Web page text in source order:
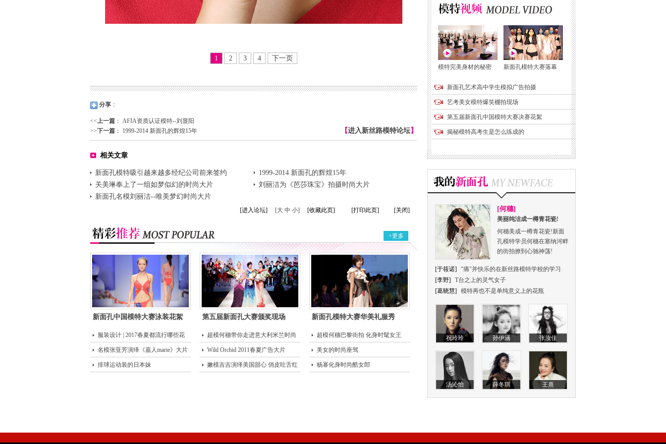
1 2 3 4 下一页
分享 ：
<<上一篇 ： AFIA资质认证模特--刘显阳
【进入新丝路模特论坛】
>>下一篇 ： 1999-2014 新面孔的辉煌15年
相关文章
新面孔模特吸引越来越多经纪公司前来签约
1999-2014 新面孔的辉煌15年
关美琳奉上了一组如梦似幻的时尚大片
刘丽洁为《芭莎珠宝》拍摄时尚大片
新面孔名模刘丽洁--唯美梦幻时尚大片
[进入论坛] [大 中 小] [收藏此页] [打印此页] [关闭]
+更多
新面孔中国模特大赛泳装花絮 第五届新面孔大赛颁奖现场 新面孔模特大赛华美礼服秀
服装设计 | 2017春夏都流行哪些花
型？
超模何穗带你走进意大利米兰时尚
街头
超模何穗巴黎街拍 化身时髦女王
名模张亚芳演绎《嘉人marie》大片 Wild Orchid 2011春夏广告大片 美女的时尚座驾
排球运动装的日本妹 嫩模吉吉演绎美国甜心 俏皮吐舌红 杨幂化身时尚酷女郎
模特完美身材的秘密 新面孔模特大赛落幕
新面孔艺术高中学生模拟广告拍摄
艺考美女模特爆笑棚拍现场
第五届新面孔中国模特大赛决赛花絮
揭秘模特高考生是怎么练成的
[何穗]
美丽纯洁成一樽青花瓷!
何穗美成一樽青花瓷!新面
孔模特学员何穗在塞纳河畔
的街拍撩到心驰神荡!
[于筱诺]
"痛"并快乐的在新丝路模特学校的学习
[李野]
T台之上的灵气女子
[葛晓慧]
模特再也不是单纯意义上的花瓶
祝玲玲 孙伊涵 张汝佳
汤沁怡 薛冬琪 王熹